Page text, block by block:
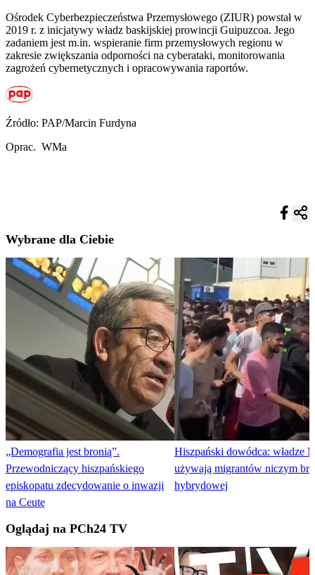
Ośrodek Cyberbezpieczeństwa Przemysłowego (ZIUR) powstał w
2019 r. z inicjatywy władz baskijskiej prowincji Guipuzcoa. Jego
zadaniem jest m.in. wspieranie firm przemysłowych regionu w
zakresie zwiększania odporności na cyberataki, monitorowania
zagrożeń cybernetycznych i opracowywania raportów.
Źródło: PAP/Marcin Furdyna
Oprac. WMa
Wybrane dla Ciebie
„Demografia jest bronią”.
Przewodniczący hiszpańskiego
episkopatu zdecydowanie o inwazji
na Ceutę
Hiszpański dowódca: władze
używają migrantów niczym
hybrydowej
Oglądaj na PCh24 TV